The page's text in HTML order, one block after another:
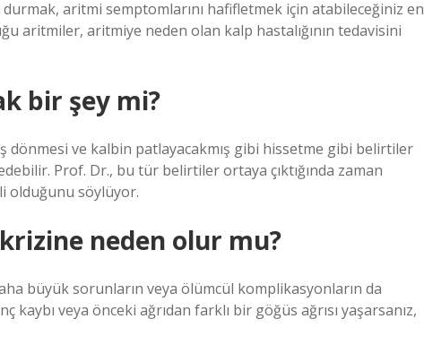
aritmi semptomlarını hafifletmek için atabileceğiniz en
aritmiler, aritmiye neden olan kalp hastalığının tedavisini
bir şey mi?
dönmesi ve kalbin patlayacakmış gibi hissetme gibi belirtiler
Prof. Dr., bu tür belirtiler ortaya çıktığında zaman
olduğunu söylüyor.
neden olur mu?
büyük sorunların veya ölümcül komplikasyonların da
veya önceki ağrıdan farklı bir göğüs ağrısı yaşarsanız,